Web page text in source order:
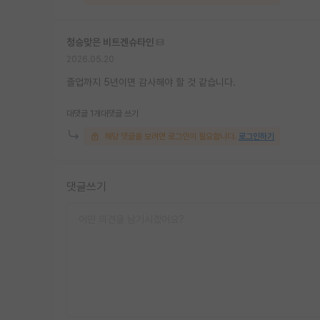
청승맞은 비트겐슈타인
졸업까지 5년이면 감사해야 할 것 같습니다.
대댓글 1개 대댓글 쓰기
해당 댓글을 보려면 로그인이 필요합니다. 로그인하기
댓글쓰기